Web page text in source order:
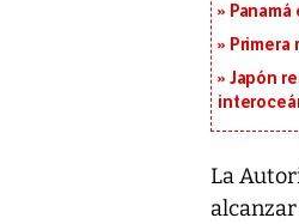
Primera
Japón
La